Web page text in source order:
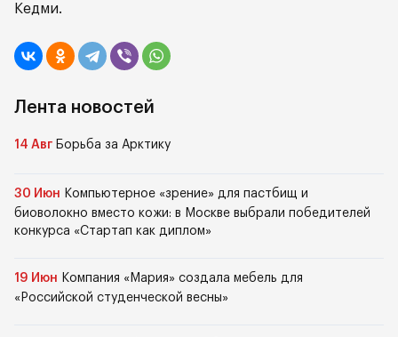
Кедми.
Лента новостей
14 Авг Борьба за Арктику
30 Июн Компьютерное «зрение» для пастбищ и
биоволокно вместо кожи: в Москве выбрали победителей
конкурса «Стартап как диплом»
19 Июн Компания «Мария» создала мебель для
«Российской студенческой весны»